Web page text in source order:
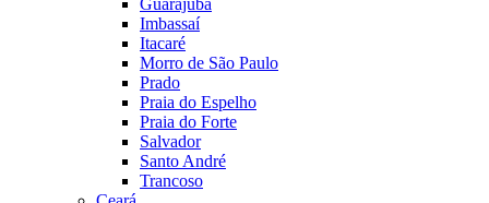
Guarajuba
Imbassaí
Itacaré
Morro de São Paulo
Prado
Praia do Espelho
Praia do Forte
Salvador
Santo André
Trancoso